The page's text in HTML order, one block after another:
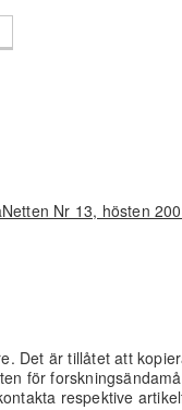
Nr 13, hösten
Det är tillåtet att
för
respektive